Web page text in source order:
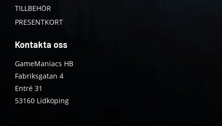
TILLBEHÖR
PRESENTKORT
Kontakta oss
GameManiacs HB
Fabriksgatan 4
Entré 31
53160 Lidköping